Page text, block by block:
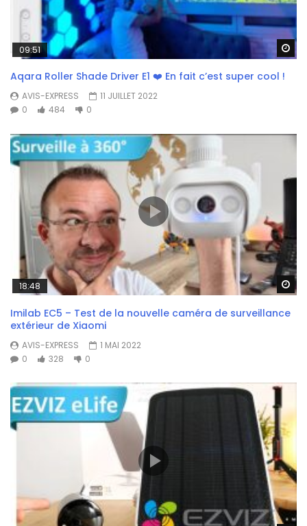
09:51
Aqara Roller Shade Driver E1 ❤️ En fait c’est super cool !
AVIS-EXPRESS
11 JUILLET 2022
0
484 0
18:48
Imilab EC5 – Test de la nouvelle caméra de surveillance
extérieur de Xiaomi
AVIS-EXPRESS
1 MAI 2022
0
328 0